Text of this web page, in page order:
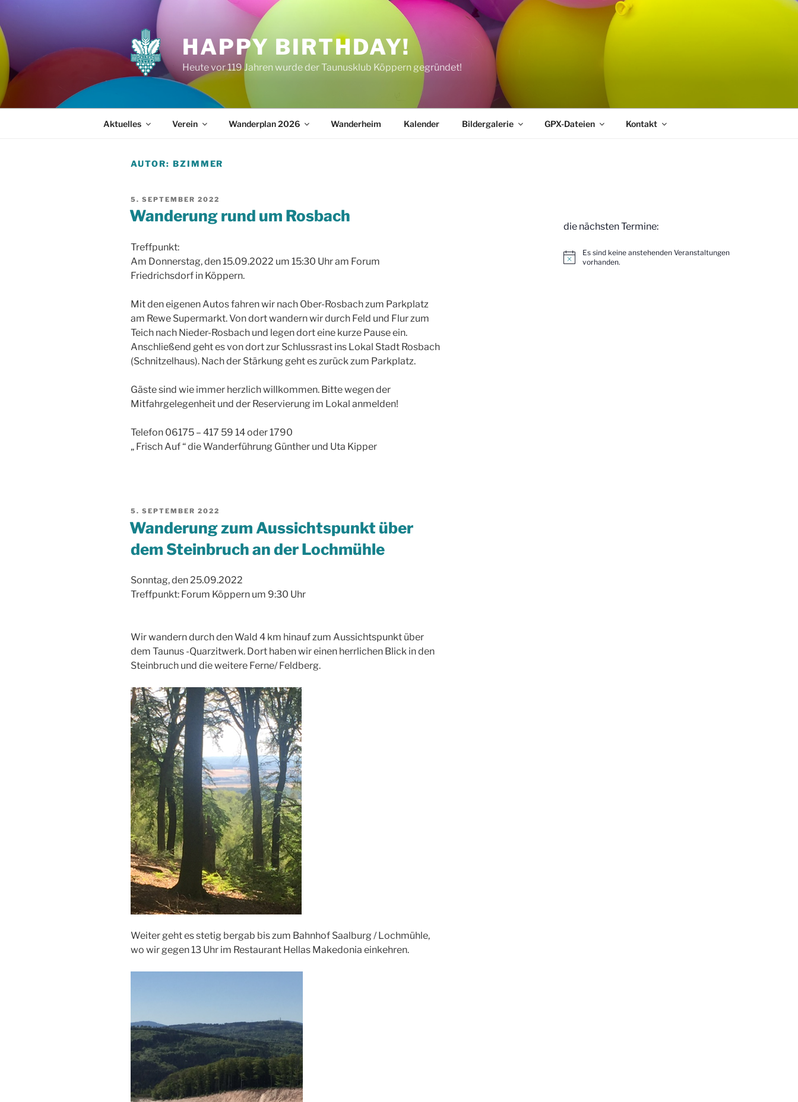
springen
HAPPY BIRTHDAY!
Heute vor 119 Jahren wurde der Taunusklub Köppern gegründet!
Aktuelles Verein Wanderplan 2026 Wanderheim Kalender Bildergalerie GPX-Dateien Kontakt
AUTOR: BZIMMER
VERÖFFENTLICHT
AM
5. SEPTEMBER 2022
Wanderung rund um Rosbach
Treffpunkt:
Am Donnerstag, den 15.09.2022 um 15:30 Uhr am Forum
Friedrichsdorf in Köppern.
Mit den eigenen Autos fahren wir nach Ober-Rosbach zum Parkplatz
am Rewe Supermarkt. Von dort wandern wir durch Feld und Flur zum
Teich nach Nieder-Rosbach und legen dort eine kurze Pause ein.
Anschließend geht es von dort zur Schlussrast ins Lokal Stadt Rosbach
(Schnitzelhaus). Nach der Stärkung geht es zurück zum Parkplatz.
Gäste sind wie immer herzlich willkommen. Bitte wegen der
Mitfahrgelegenheit und der Reservierung im Lokal anmelden!
Telefon 06175 – 417 59 14 oder 1790
„ Frisch Auf “ die Wanderführung Günther und Uta Kipper
VERÖFFENTLICHT
5. SEPTEMBER 2022
Wanderung zum Aussichtspunkt über
dem Steinbruch an der Lochmühle
Sonntag, den 25.09.2022
Treffpunkt: Forum Köppern um 9:30 Uhr
Wir wandern durch den Wald 4 km hinauf zum Aussichtspunkt über
dem Taunus -Quarzitwerk. Dort haben wir einen herrlichen Blick in den
Steinbruch und die weitere Ferne/ Feldberg.
Weiter geht es stetig bergab bis zum Bahnhof Saalburg / Lochmühle,
wo wir gegen 13 Uhr im Restaurant Hellas Makedonia einkehren.
die nächsten Termine:
H
Es sind keine anstehenden Veranstaltungen
vorhanden.